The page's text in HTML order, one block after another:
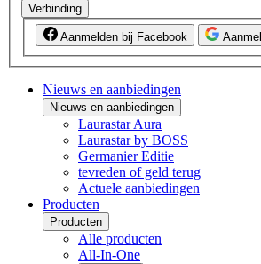
Verbinding
Aanmelden bij Facebook
Nieuws en aanbiedingen
Nieuws en aanbiedingen
Laurastar Aura
Laurastar by BOSS
Germanier Editie
tevreden of geld terug
Actuele aanbiedingen
Producten
Producten
Alle producten
All-In-One